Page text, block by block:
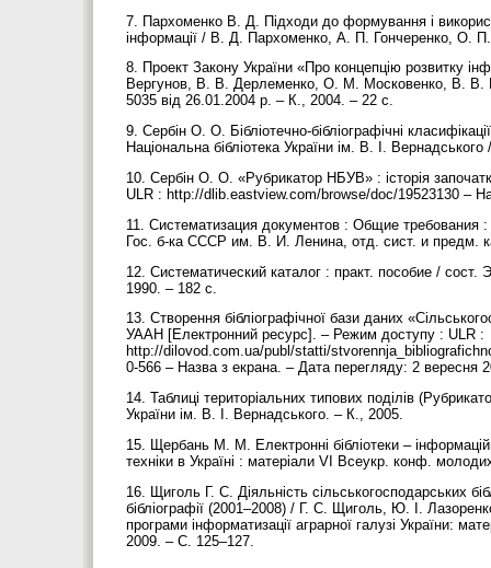
7. Пархоменко В. Д. Підходи до формування і
інформації / В. Д. Пархоменко, А. П. Гончеренко, О.
8. Проект Закону України «Про концепцію розвитку
Вергунов, В. В. Дерлеменко, О. М. Московенко, В. В.
5035 від 26.01.2004 р. – К., 2004. – 22 с.
9. Сербін О. О. Бібліотечно-бібліографічні
Національна бібліотека України ім. В. І.
10. Сербін О. О. «Рубрикатор НБУВ» : історія
ULR : http://dlib.eastview.com/browse/doc/19523130 –
11. Систематизация документов : Общие
Гос. б-ка СССР им. В. И. Ленина, отд. сист. и предм.
12. Систематический каталог : практ. пособие /
1990. – 182 с.
13. Створення бібліографічної бази даних
УААН [Електронний ресурс]. – Режим доступу : ULR :
http://dilovod.com.ua/publ/statti/
0-566 – Назва з екрана. – Дата перегляду: 2 вересня
14. Таблиці територіальних типових поділів
України ім. В. І. Вернадського. – К., 2005.
15. Щербань М. М. Електронні бібліотеки –
техніки в Україні : матеріали VI Всеукр. конф.
16. Щиголь Г. С. Діяльність сільськогосподарських
бібліографії (2001–2008) / Г. С. Щиголь, Ю. І.
програми інформатизації аграрної галузі України:
2009. – С. 125–127.